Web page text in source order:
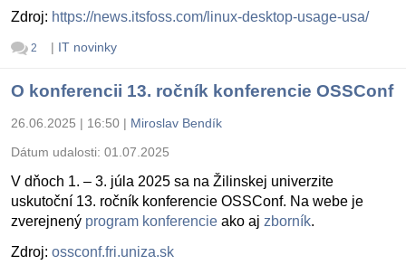
Zdroj: https://news.itsfoss.com/linux-desktop-usage-usa/
2 | IT novinky
O konferencii 13. ročník konferencie OSSConf
26.06.2025 | 16:50 | Miroslav Bendík
Dátum udalosti: 01.07.2025
V dňoch 1. – 3. júla 2025 sa na Žilinskej univerzite
uskutoční 13. ročník konferencie OSSConf. Na webe je
zverejnený program konferencie ako aj zborník.
Zdroj: ossconf.fri.uniza.sk